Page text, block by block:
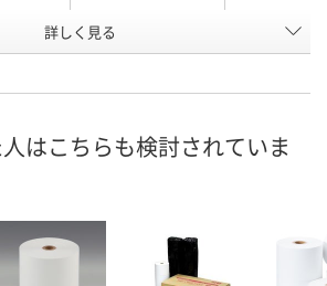
U297080 HE62387
ゴへ カゴへ カ
詳しく見る
はこちらも検討されていま